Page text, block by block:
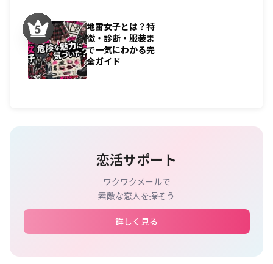
地雷女子とは？特
徴・診断・服装ま
で一気にわかる完
全ガイド
恋活サポート
ワクワクメールで
素敵な恋人を探そう
詳しく見る